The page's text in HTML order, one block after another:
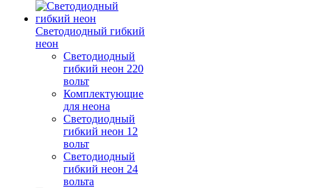
Светодиодный гибкий
неон
Светодиодный
гибкий неон 220
вольт
Комплектующие
для неона
Светодиодный
гибкий неон 12
вольт
Светодиодный
гибкий неон 24
вольта